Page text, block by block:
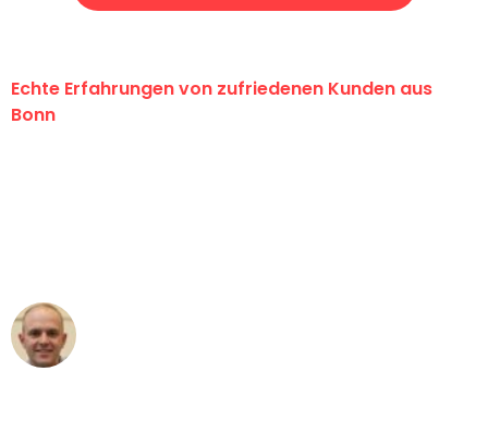
Echte Erfahrungen von zufriedenen Kunden aus
Bonn